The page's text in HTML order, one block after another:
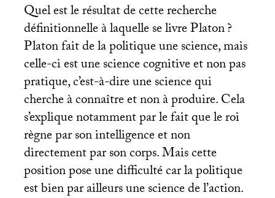
Quel est le résultat de cette recherche
définitionnelle à laquelle se livre Platon?
Platon fait de la politique une science, mais
celle-ci est une science cognitive et non pas
pratique, c’est-à-dire une science qui
cherche à connaître et non à produire. Cela
s’explique notamment par le fait que le roi
règne par son intelligence et non
directement par son corps. Mais cette
position pose une difficulté car la politique
est bien par ailleurs une science de l’action.